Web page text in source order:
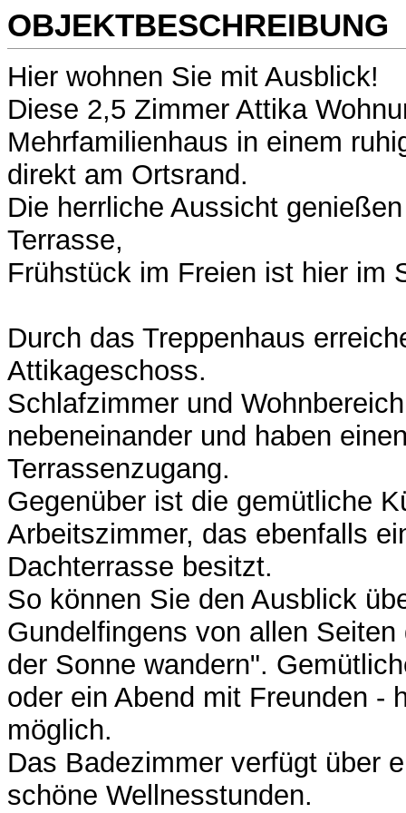
OBJEKTBESCHREIBUNG
Hier wohnen Sie mit Ausblick!
Diese 2,5 Zimmer Attika
Mehrfamilienhaus in einem
direkt am Ortsrand.
Die herrliche Aussicht
Terrasse,
Frühstück im Freien ist hier im
Durch das Treppenhaus
Attikageschoss.
Schlafzimmer und
nebeneinander und haben
Terrassenzugang.
Gegenüber ist die gemütliche
Arbeitszimmer, das ebenfalls
Dachterrasse besitzt.
So können Sie den Ausblick
Gundelfingens von allen
der Sonne wandern".
oder ein Abend mit Freunden -
möglich.
Das Badezimmer verfügt über
schöne Wellnesstunden.